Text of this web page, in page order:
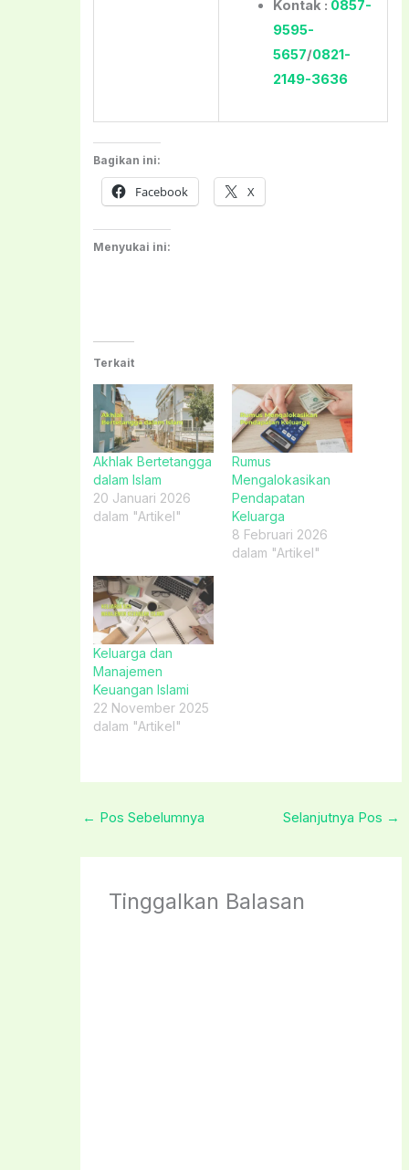
Kontak : 0857-
9595-
5657/0821-
2149-3636
Bagikan ini:
Facebook X
Menyukai ini:
Terkait
Akhlak Bertetangga
dalam Islam
20 Januari 2026
dalam "Artikel"
Rumus
Mengalokasikan
Pendapatan
Keluarga
8 Februari 2026
dalam "Artikel"
Keluarga dan
Manajemen
Keuangan Islami
22 November 2025
dalam "Artikel"
← Pos Sebelumnya Selanjutnya Pos →
Tinggalkan Balasan